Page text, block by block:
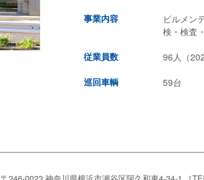
事業内容
ビルメン
検・検査
従業員数 96人（
巡回車輌 59台